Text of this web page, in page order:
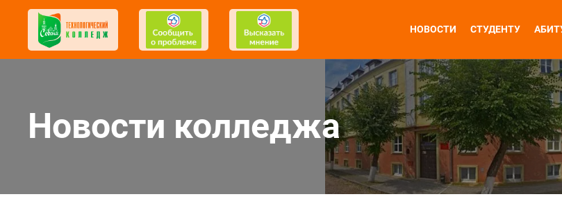
НОВОСТИ СТУДЕНТУ
Новости колледжа